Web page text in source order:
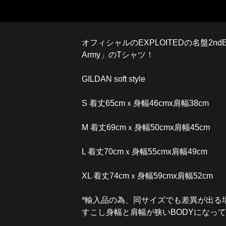
オフィシャルのEXPLOITEDの名盤
Army」のTシャツ！
GILDAN soft style
S 着丈65cmｘ身幅46cmx肩幅38cm
M 着丈69cmｘ身幅50cmx肩幅45cm
L 着丈70cmｘ身幅55cmx肩幅49cm
XL 着丈74cmｘ身幅59cmx肩幅52cm
*輸入品の為、同サイズでも差異が出る
すこし身幅と肩幅が狭いBODYになっ